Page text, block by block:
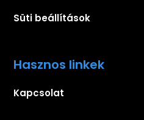
Süti beállítások
Hasznos linkek
Kapcsolat